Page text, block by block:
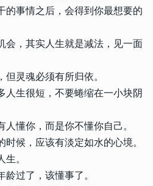
的事情之后，会得到你最想要的
会，其实人生就是减法，见一面
灵魂必须有所归依。
人生很短，不要蜷缩在一小块阴
懂你，而是你不懂你自己。
候，应该有淡定如水的心境。
。
过了，该懂事了。